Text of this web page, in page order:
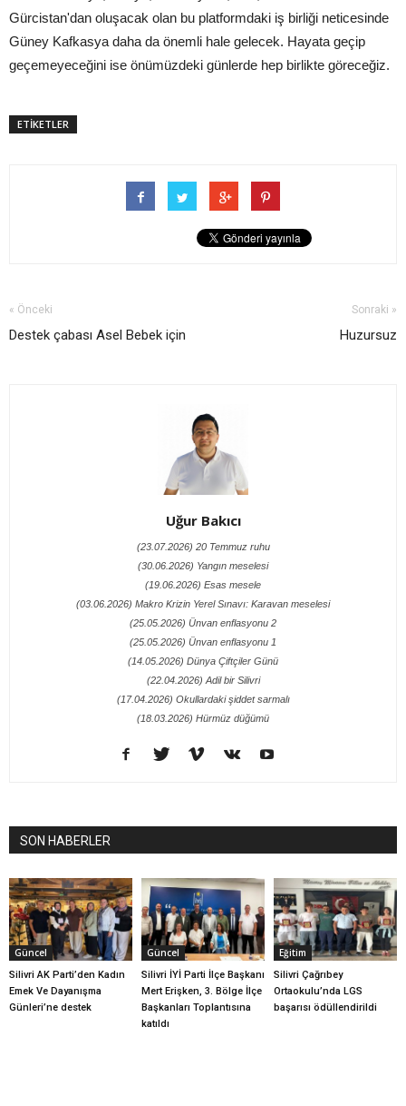
Gürcistan'dan oluşacak olan bu platformdaki iş birliği neticesinde
Güney Kafkasya daha da önemli hale gelecek. Hayata geçip
geçemeyeceğini ise önümüzdeki günlerde hep birlikte göreceğiz.
ETİKETLER
« Önceki
Destek çabası Asel Bebek için
Sonraki »
Huzursuz
Uğur Bakıcı
(23.07.2026) 20 Temmuz ruhu
(30.06.2026) Yangın meselesi
(19.06.2026) Esas mesele
(03.06.2026) Makro Krizin Yerel Sınavı: Karavan meselesi
(25.05.2026) Ünvan enflasyonu 2
(25.05.2026) Ünvan enflasyonu 1
(14.05.2026) Dünya Çiftçiler Günü
(22.04.2026) Adil bir Silivri
(17.04.2026) Okullardaki şiddet sarmalı
(18.03.2026) Hürmüz düğümü
SON HABERLER
Güncel
Silivri AK Parti’den Kadın
Emek Ve Dayanışma
Günleri’ne destek
Güncel
Silivri İYİ Parti İlçe Başkanı
Mert Erişken, 3. Bölge İlçe
Başkanları Toplantısına
katıldı
Eğitim
Silivri Çağrıbey
Ortaokulu’nda LGS
başarısı ödüllendirildi